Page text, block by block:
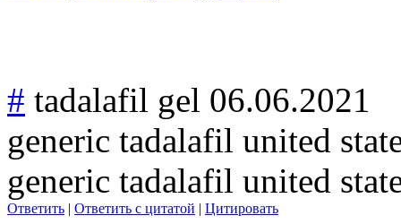
# tadalafil gel 06.06.2021
generic tadalafil united
generic tadalafil united
Ответить | Ответить с цитатой | Цитировать